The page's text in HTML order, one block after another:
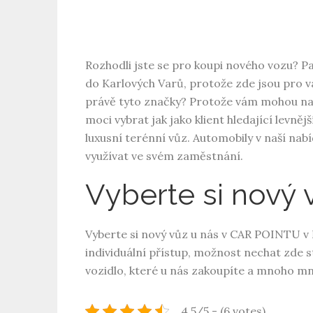
Rozhodli jste se pro koupi nového vozu?
do Karlových Varů, protože zde jsou pro
právě tyto značky? Protože vám mohou
moci vybrat jak jako klient hledající
luxusní terénní vůz. Automobily v naší
využívat ve svém zaměstnání.
Vyberte si nový
Vyberte si nový vůz u nás v CAR POINTU
individuální přístup, možnost nechat zde
vozidlo, které u nás zakoupíte a mnoho